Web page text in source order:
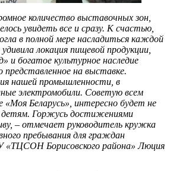
количество выставочных зон,
увидеть все и сразу. К счастью,
в полной мере насладиться каждой
локация пищевой продукции,
и богатое культурное наследие
на выставке.
нашей промышленности, в
электромобили. Советую всем
Беларусь», интересно будет не
детям. Горжусь достижениями
– отмечает руководитель кружка
пребывания для граждан
«ТЦСОН Борисовского района» Люция